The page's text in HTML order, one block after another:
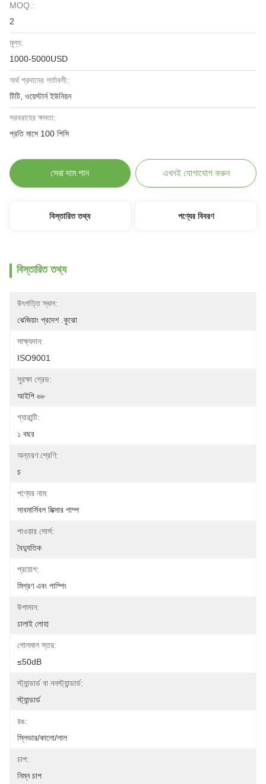
MOQ.:
2
মূল্য:
1000-5000USD
অর্থ প্রদানের শর্তাবলী:
টিটি, ওয়েস্টার্ন ইউনিয়ন
সরবরাহের ক্ষমতা:
প্রতি মাসে 100 পিসি
সেরা দাম পান এখনই যোগাযোগ করুন
বিস্তারিত তথ্য পণ্যের বিবরণ
বিস্তারিত তথ্য
উৎপত্তি স্থল:
ঝেজিয়াং প্রদেশ .কুঝো
সাক্ষ্যদান:
ISO9001
সুরক্ষা গ্রেড:
আইপি ৬৮
গ্যারান্টি:
১ বছর
অন্তরণ শ্রেণি:
চ
পণ্যের নাম:
সাবমার্সিবল মিক্সার পাম্প
পাওয়ার সোর্স:
বৈদ্যুতিক
প্রয়োগ:
মিশ্রণ এবং পাম্পিং
উপাদান:
ঢালাই লোহা
গোলমাল স্তর:
≤50dB
স্ট্যান্ডার্ড বা ননস্ট্যান্ডার্ড:
স্ট্যান্ডার্ড
রঙ:
স্লিভার/কালো/লাল
চাপ:
নিম্ন চাপ